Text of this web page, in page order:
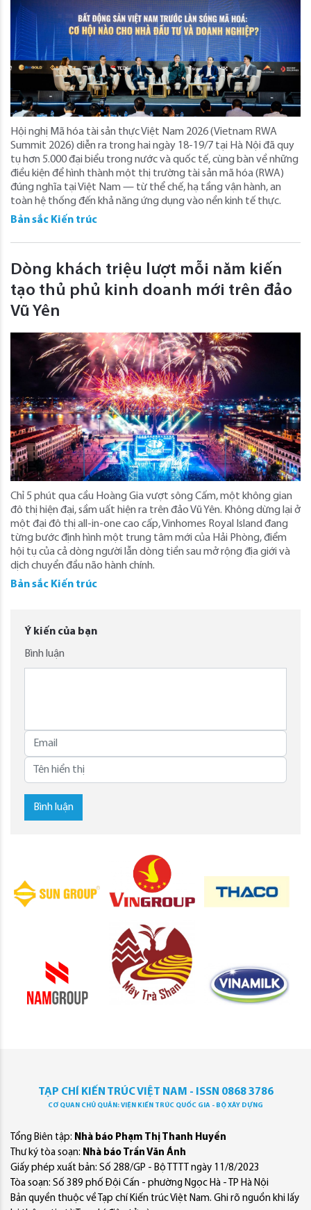
Hội nghị Mã hóa tài sản thực Việt Nam 2026 (Vietnam RWA
Summit 2026) diễn ra trong hai ngày 18-19/7 tại Hà Nội đã quy
tụ hơn 5.000 đại biểu trong nước và quốc tế, cùng bàn về những
điều kiện để hình thành một thị trường tài sản mã hóa (RWA)
đúng nghĩa tại Việt Nam — từ thể chế, hạ tầng vận hành, an
toàn hệ thống đến khả năng ứng dụng vào nền kinh tế thực.
Bản sắc Kiến trúc
Dòng khách triệu lượt mỗi năm kiến
tạo thủ phủ kinh doanh mới trên đảo
Vũ Yên
Chỉ 5 phút qua cầu Hoàng Gia vượt sông Cấm, một không gian
đô thị hiện đại, sầm uất hiện ra trên đảo Vũ Yên. Không dừng lại ở
một đại đô thị all-in-one cao cấp, Vinhomes Royal Island đang
từng bước định hình một trung tâm mới của Hải Phòng, điểm
hội tụ của cả dòng người lẫn dòng tiền sau mở rộng địa giới và
dịch chuyển đầu não hành chính.
Bản sắc Kiến trúc
Ý kiến của bạn
Bình luận
Bình luận
TẠP CHÍ KIẾN TRÚC VIỆT NAM - ISSN 0868 3786
CƠ QUAN CHỦ QUẢN: VIỆN KIẾN TRÚC QUỐC GIA - BỘ XÂY DỰNG
Tổng Biên tập: Nhà báo Phạm Thị Thanh Huyền
Thư ký tòa soạn: Nhà báo Trần Văn Ánh
Giấy phép xuất bản: Số 288/GP - Bộ TTTT ngày 11/8/2023
Tòa soạn: Số 389 phố Đội Cấn - phường Ngọc Hà - TP Hà Nội
Bản quyền thuộc về Tạp chí Kiến trúc Việt Nam. Ghi rõ nguồn khi lấy